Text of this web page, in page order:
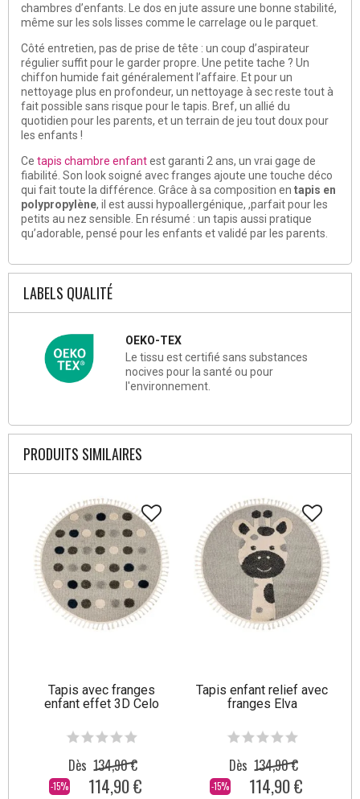
chambres d’enfants. Le dos en jute assure une bonne stabilité,
même sur les sols lisses comme le carrelage ou le parquet.
Côté entretien, pas de prise de tête : un coup d’aspirateur
régulier suffit pour le garder propre. Une petite tache ? Un
chiffon humide fait généralement l’affaire. Et pour un
nettoyage plus en profondeur, un nettoyage à sec reste tout à
fait possible sans risque pour le tapis. Bref, un allié du
quotidien pour les parents, et un terrain de jeu tout doux pour
les enfants !
Ce tapis chambre enfantest garanti 2 ans, un vrai gage de
fiabilité. Son look soigné avec franges ajoute une touche déco
qui fait toute la différence. Grâce à sa composition en tapis en
polypropylène, il est aussi hypoallergénique, ,parfait pour les
petits au nez sensible. En résumé : un tapis aussi pratique
qu’adorable, pensé pour les enfants et validé par les parents.
LABELS QUALITÉ
OEKO-TEX
Le tissu est certifié sans substances
nocives pour la santé ou pour
l'environnement.
PRODUITS SIMILAIRES
Tapis avec franges
enfant effet 3D Celo
-15%
Dès 134,90 €
114,90 €
Tapis enfant relief avec
franges Elva
-15%
Dès 134,90 €
114,90 €